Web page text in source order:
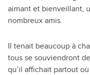
aimant et bienveillant,
nombreux amis.
Il tenait beaucoup à
tous se souviendront
qu’il affichait partout